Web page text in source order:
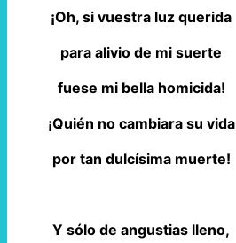
¡Oh, si vuestra luz querida
para alivio de mi suerte
fuese mi bella homicida!
¡Quién no cambiara su vida
por tan dulcísima muerte!
Y sólo de angustias lleno,